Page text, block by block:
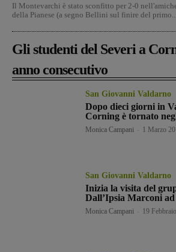
Il Montevarchi è stato sconfitto per 2-0
della Pianese (a segno Bellini sul finire del primo...
Gli studenti del Severi a
anno consecutivo
San Giovanni Valdarno
Dopo dieci giorni in
Corning è tornato
Monica Campani 1 Marzo
San Giovanni Valdarno
Inizia la visita del
Dall’Ipsia Marconi
Monica Campani 19